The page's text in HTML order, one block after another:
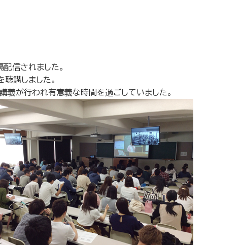
配信されました。
講しました。
義が行われ有意義な時間を過ごしていました。